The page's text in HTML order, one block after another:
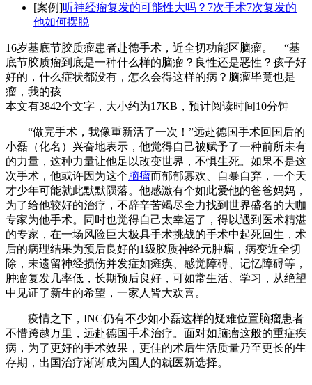
[案例]听神经瘤复发的可能性大吗？7次手术7次复发的
他如何摆脱
16岁基底节胶质瘤患者赴德手术，近全切功能区脑瘤。 “基
底节胶质瘤到底是一种什么样的脑瘤？良性还是恶性？孩子好
好的，什么症状都没有，怎么会得这样的病？脑瘤毕竟也是
瘤，我的孩
本文有3842个文字，大小约为17KB，预计阅读时间10分钟
“做完手术，我像重新活了一次！”远赴德国手术回国后的
小磊（化名）兴奋地表示，他觉得自己被赋予了一种前所未有
的力量，这种力量让他足以改变世界，不惧生死。如果不是这
次手术，他或许因为这个脑瘤而郁郁寡欢、自暴自弃，一个天
才少年可能就此默默陨落。他感激有个如此爱他的爸爸妈妈，
为了给他较好的治疗，不辞辛苦竭尽全力找到世界盛名的大咖
专家为他手术。同时也觉得自己太幸运了，得以遇到医术精湛
的专家，在一场风险巨大极具手术挑战的手术中起死回生，术
后的病理结果为预后良好的1级胶质神经元肿瘤，病变近全切
除，未遗留神经损伤并发症如瘫痪、感觉障碍、记忆障碍等，
肿瘤复发几率低，长期预后良好，可如常生活、学习，从绝望
中见证了新生的希望，一家人皆大欢喜。
疫情之下，INC仍有不少如小磊这样的疑难位置脑瘤患者
不惜跨越万里，远赴德国手术治疗。面对如脑瘤这般的重症疾
病，为了更好的手术效果，更佳的术后生活质量乃至更长的生
存期，出国治疗渐渐成为国人的就医新选择。